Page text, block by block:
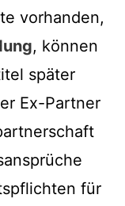
vorhanden,
, können
später
Ex-Partner
für